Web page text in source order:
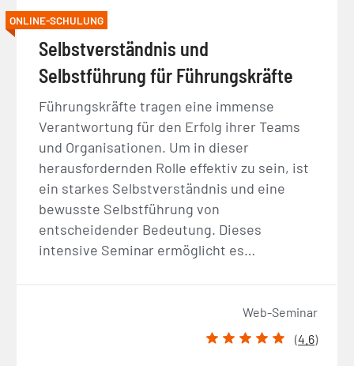
ONLINE-SCHULUNG
Selbstverständnis und
Selbstführung für Führungskräfte
Führungskräfte tragen eine immense
Verantwortung für den Erfolg ihrer Teams
und Organisationen. Um in dieser
herausfordernden Rolle effektiv zu sein, ist
ein starkes Selbstverständnis und eine
bewusste Selbstführung von
entscheidender Bedeutung. Dieses
intensive Seminar ermöglicht es…
Web-Seminar
(4.6)